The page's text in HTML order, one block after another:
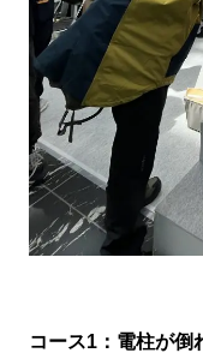
コース1：電柱が倒